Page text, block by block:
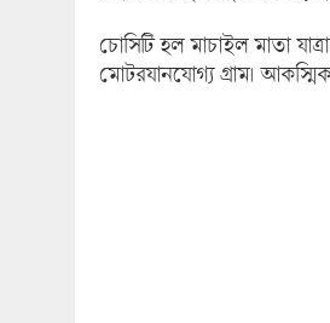
চোসিটি হল মাচাইল মাতা
মোটরযানযোগ্য গ্রাম। আকস্মিক